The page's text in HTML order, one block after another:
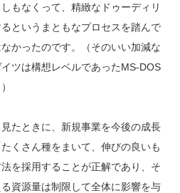
もなくって、精緻なドゥーディリ
というまともなプロセスを踏んで
かったのです。（そのいい加減な
ツは構想レベルであったMS-DOS
たときに、新規事業を今後の成長
くさん種をまいて、伸びの良いも
を採用することが正解であり、そ
資源量は制限して全体に影響を与